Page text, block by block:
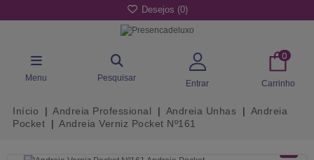
Desejos (0)
Menu Pesquisar
Entrar
0
Carrinho
Início Andreia Professional Andreia Unhas
Andreia
Pocket
Andreia Verniz Pocket Nº161